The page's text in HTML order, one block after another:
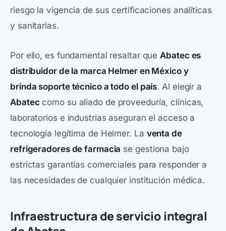
riesgo la vigencia de sus certificaciones analíticas
y sanitarias.
Por ello, es fundamental resaltar que Abatec es
distribuidor de la marca Helmer en México y
brinda soporte técnico a todo el país. Al elegir a
Abatec como su aliado de proveeduría, clínicas,
laboratorios e industrias aseguran el acceso a
tecnología legítima de Helmer. La venta de
refrigeradores de farmacia se gestiona bajo
estrictas garantías comerciales para responder a
las necesidades de cualquier institución médica.
Infraestructura de servicio integral